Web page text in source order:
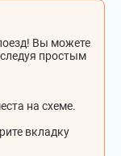
Вы можете
простым
на схеме.
вкладку